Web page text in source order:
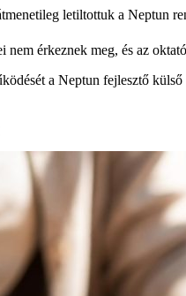
letiltottuk a Neptun
nem érkeznek meg, és az
a Neptun fejlesztő